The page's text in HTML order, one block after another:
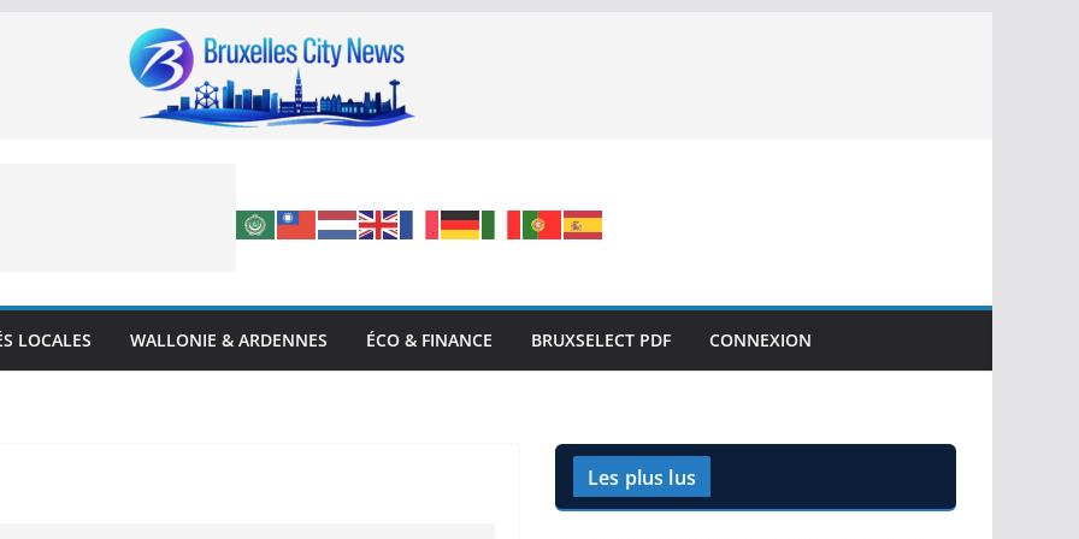
LOCALES WALLONIE & ARDENNES ÉCO & FINANCE BRUXSELECT PDF CONNEXION
Les plus lus